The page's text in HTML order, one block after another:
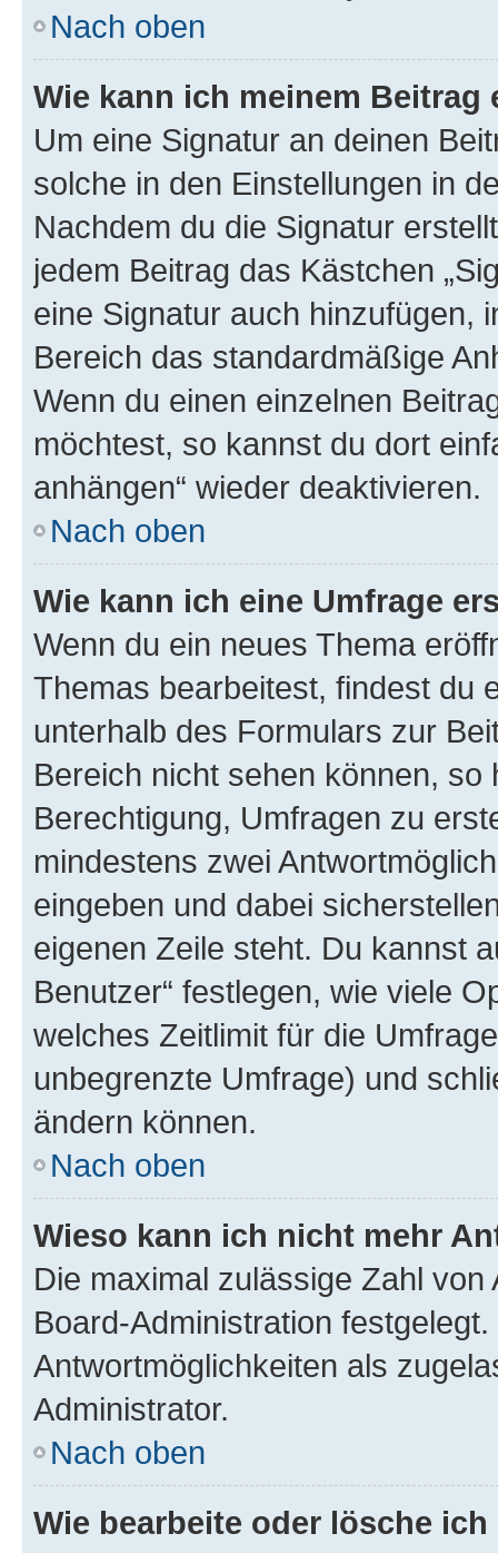
Nach oben
Wie kann ich meinem
Um eine Signatur an deinen
solche in den Einstellungen in
Nachdem du die Signatur
jedem Beitrag das Kästchen
eine Signatur auch hinzufügen,
Bereich das standardmäßige
Wenn du einen einzelnen
möchtest, so kannst du dort
anhängen“ wieder deaktivieren.
Nach oben
Wie kann ich eine Umfrage
Wenn du ein neues Thema
Themas bearbeitest, findest du
unterhalb des Formulars zur
Bereich nicht sehen können,
Berechtigung, Umfragen zu
mindestens zwei
eingeben und dabei
eigenen Zeile steht. Du kannst
Benutzer“ festlegen, wie viele
welches Zeitlimit für die
unbegrenzte Umfrage) und
ändern können.
Nach oben
Wieso kann ich nicht mehr
Die maximal zulässige Zahl
Board-Administration
Antwortmöglichkeiten als
Administrator.
Nach oben
Wie bearbeite oder lösche